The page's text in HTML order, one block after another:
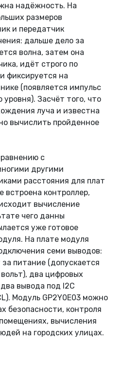
надёжность. На
размеров
и передатчик
дальше дело за
волна, затем она
идёт строго по
фиксируется на
(появляется импульс
уровня). Засчёт того, что
луча и известна
вычислить пройденное
с
другими
расстояния для плат
встроена контроллер,
вычисление
чего данны
уже готовое
На плате модуля
семи выводов:
питание (допускается
два цифровых
вывода под I2C
Модуль GP2Y0E03 можно
безопасности, контроля
вычисления
на городских улицах.